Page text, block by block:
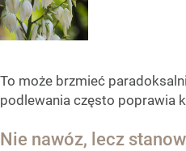
To może brzmieć
podlewania często poprawia
Nie nawóz, lecz